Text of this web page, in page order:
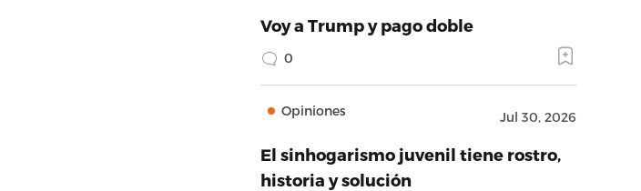
Voy a Trump y pago doble
0
Opiniones Jul 30, 2026
El sinhogarismo juvenil tiene rostro,
historia y solución